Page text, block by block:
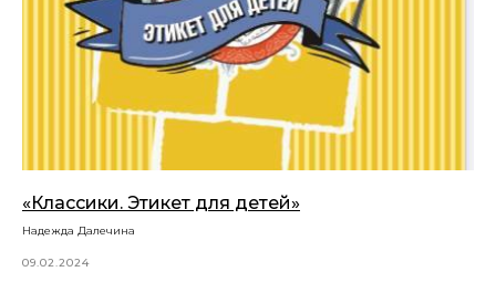
«Классики. Этикет для детей»
Надежда Далечина
09.02.2024